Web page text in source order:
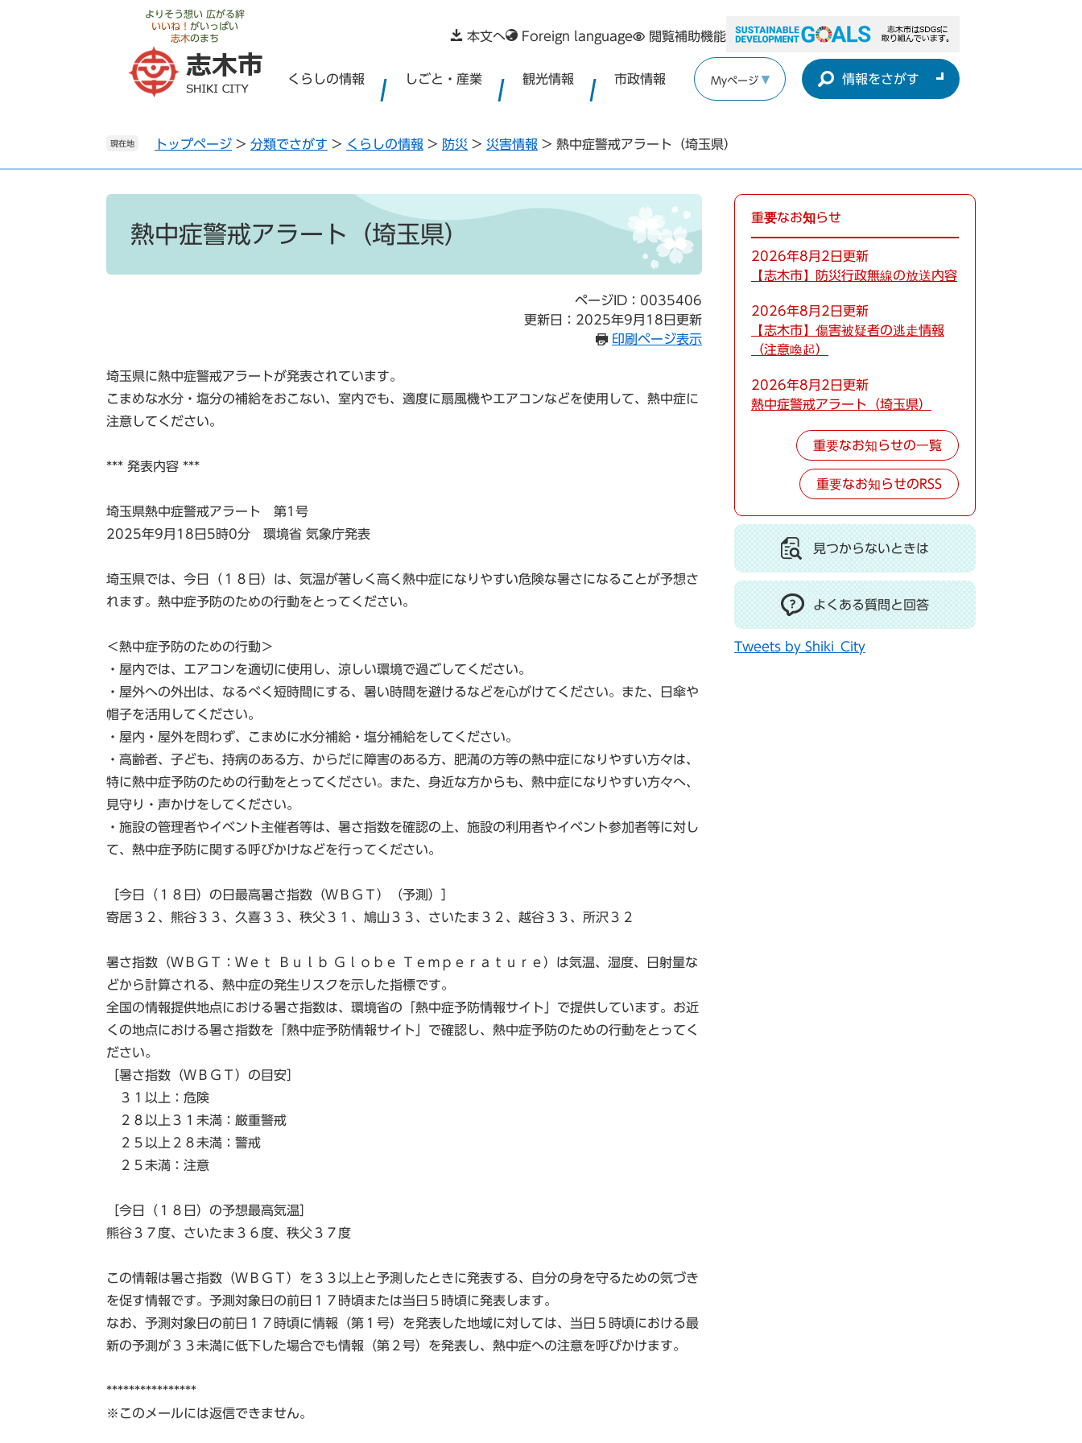
よりそう想い 広がる絆
いいね！ がいっぱい
志木のまち 本文へ Foreign language 閲覧補助機能
くらしの情報 しごと・産業 観光情報 市政情報 Myページ 情報をさがす
現在地 トップページ > 分類でさがす > くらしの情報 > 防災 > 災害情報 > 熱中症警戒アラート（埼玉県）
熱中症警戒アラート（埼玉県）
ページID：0035406
更新日：2025年9月18日更新
印刷ページ表示
埼玉県に熱中症警戒アラートが発表されています。
こまめな水分・塩分の補給をおこない、室内でも、適度に扇風機やエアコンなどを使用して、熱中症に
注意してください。
*** 発表内容 ***
埼玉県熱中症警戒アラート 第1号
2025年9月18日5時0分 環境省 気象庁発表
埼玉県では、今日（１８日）は、気温が著しく高く熱中症になりやすい危険な暑さになることが予想さ
れます。熱中症予防のための行動をとってください。
＜熱中症予防のための行動＞
・屋内では、エアコンを適切に使用し、涼しい環境で過ごしてください。
・屋外への外出は、なるべく短時間にする、暑い時間を避けるなどを心がけてください。また、日傘や
帽子を活用してください。
・屋内・屋外を問わず、こまめに水分補給・塩分補給をしてください。
・高齢者、子ども、持病のある方、からだに障害のある方、肥満の方等の熱中症になりやすい方々は、
特に熱中症予防のための行動をとってください。また、身近な方からも、熱中症になりやすい方々へ、
見守り・声かけをしてください。
・施設の管理者やイベント主催者等は、暑さ指数を確認の上、施設の利用者やイベント参加者等に対し
て、熱中症予防に関する呼びかけなどを行ってください。
［今日（１８日）の日最高暑さ指数（ＷＢＧＴ）（予測）］
寄居３２、熊谷３３、久喜３３、秩父３１、鳩山３３、さいたま３２、越谷３３、所沢３２
暑さ指数（ＷＢＧＴ：Ｗｅｔ Ｂｕｌｂ Ｇｌｏｂｅ Ｔｅｍｐｅｒａｔｕｒｅ）は気温、湿度、日射量な
どから計算される、熱中症の発生リスクを示した指標です。
全国の情報提供地点における暑さ指数は、環境省の「熱中症予防情報サイト」で提供しています。お近
くの地点における暑さ指数を「熱中症予防情報サイト」で確認し、熱中症予防のための行動をとってく
ださい。
［暑さ指数（ＷＢＧＴ）の目安］
３１以上：危険
２８以上３１未満：厳重警戒
２５以上２８未満：警戒
２５未満：注意
［今日（１８日）の予想最高気温］
熊谷３７度、さいたま３６度、秩父３７度
この情報は暑さ指数（ＷＢＧＴ）を３３以上と予測したときに発表する、自分の身を守るための気づき
を促す情報です。予測対象日の前日１７時頃または当日５時頃に発表します。
なお、予測対象日の前日１７時頃に情報（第１号）を発表した地域に対しては、当日５時頃における最
新の予測が３３未満に低下した場合でも情報（第２号）を発表し、熱中症への注意を呼びかけます。
****************
※このメールには返信できません。
重要なお知らせ
2026年8月2日更新
【志木市】防災行政無線の放送内容
2026年8月2日更新
【志木市】傷害被疑者の逃走情報
（注意喚起）
2026年8月2日更新
熱中症警戒アラート（埼玉県）
重要なお知らせの一覧
重要なお知らせのRSS
見つからないときは
よくある質問と回答
Tweets by Shiki_City